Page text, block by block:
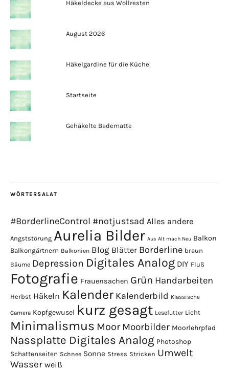
Häkeldecke aus Wollresten
August 2026
Häkelgardine für die Küche
Startseite
Gehäkelte Badematte
WÖRTERSALAT
#BorderlineControl #notjustsad Alles andere
Angststörung Aurelia Bilder Aus Alt mach Neu Balkon
Balkongärtnern Balkonien Blog Blätter Borderline braun
Bäume Depression Digitales Analog DIY Fluß
Fotografie Frauensachen Grün Handarbeiten
Herbst Häkeln Kalender Kalenderbild Klassische
Camera Kopfgewusel kurz gesagt Lesefutter Licht
Minimalismus Moor Moorbilder Moorlehrpfad
Nassplatte Digitales Analog Photoshop
Schattenseiten Schnee Sonne Stress Stricken Umwelt
Wasser weiß